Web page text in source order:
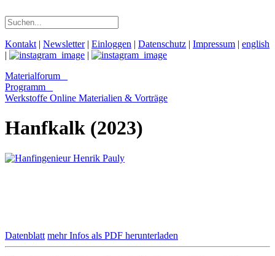
Kontakt | Newsletter| Einloggen | Datenschutz | Impressum | english
|
|
Materialforum
Programm
Werkstoffe Online Materialien & Vorträge
Hanfkalk (2023)
Datenblatt mehr Infos als PDF herunterladen